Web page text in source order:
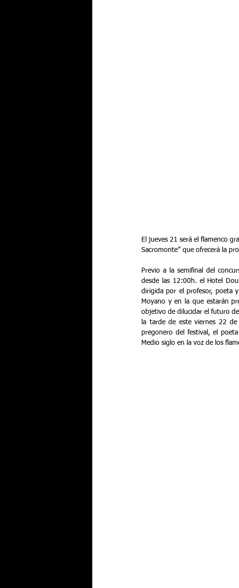
El jueves 21 será el flamenco
Sacromonte” que ofrecerá la
Previo a la semifinal del
desde las 12:00h. el Hotel
dirigida por el profesor, poeta
Moyano y en la que estarán
objetivo de dilucidar el futuro
la tarde de este viernes 22
pregonero del festival, el
Medio siglo en la voz de los